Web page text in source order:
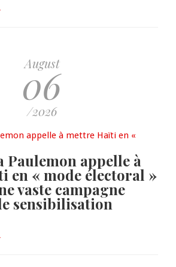
August
06
/2026
Paulemon appelle à
en « mode électoral »
vaste campagne
sensibilisation